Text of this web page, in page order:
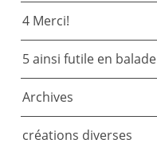
4 Merci!
5 ainsi futile en balade
Archives
créations diverses